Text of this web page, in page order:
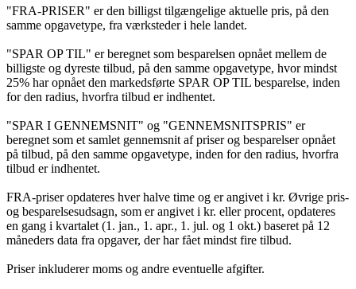
"FRA-PRISER" er den billigst tilgængelige aktuelle pris, på den
samme opgavetype, fra værksteder i hele landet.
"SPAR OP TIL" er beregnet som besparelsen opnået mellem de
billigste og dyreste tilbud, på den samme opgavetype, hvor mindst
25% har opnået den markedsførte SPAR OP TIL besparelse, inden
for den radius, hvorfra tilbud er indhentet.
"SPAR I GENNEMSNIT" og "GENNEMSNITSPRIS" er
beregnet som et samlet gennemsnit af priser og besparelser opnået
på tilbud, på den samme opgavetype, inden for den radius, hvorfra
tilbud er indhentet.
FRA-priser opdateres hver halve time og er angivet i kr. Øvrige pris-
og besparelsesudsagn, som er angivet i kr. eller procent, opdateres
en gang i kvartalet (1. jan., 1. apr., 1. jul. og 1 okt.) baseret på 12
måneders data fra opgaver, der har fået mindst fire tilbud.
Priser inkluderer moms og andre eventuelle afgifter.